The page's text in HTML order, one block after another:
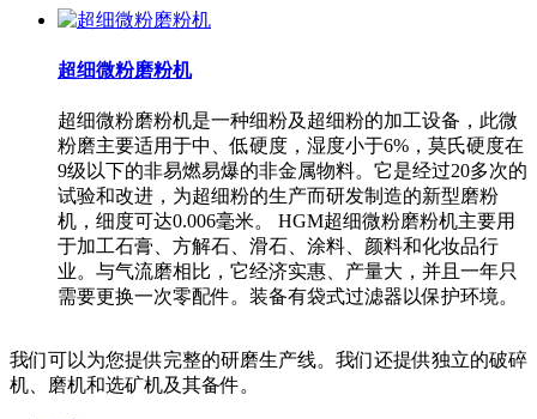
超细微粉磨粉机
超细微粉磨粉机是一种细粉及超细粉的加工设备，此微
粉磨主要适用于中、低硬度，湿度小于6%，莫氏硬度在
9级以下的非易燃易爆的非金属物料。它是经过20多次的
试验和改进，为超细粉的生产而研发制造的新型磨粉
机，细度可达0.006毫米。 HGM超细微粉磨粉机主要用
于加工石膏、方解石、滑石、涂料、颜料和化妆品行
业。与气流磨相比，它经济实惠、产量大，并且一年只
需要更换一次零配件。装备有袋式过滤器以保护环境。
我们可以为您提供完整的研磨生产线。我们还提供独立的破碎
机、磨机和选矿机及其备件。